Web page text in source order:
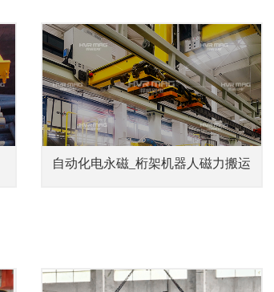
自动化电永磁_桁架机器人磁力搬运